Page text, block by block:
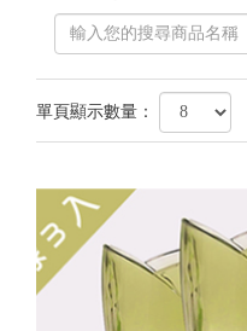
單頁顯示數量：